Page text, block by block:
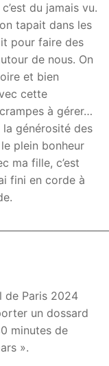
du jamais vu.
tapait dans les
pour faire des
de nous. On
et bien
cette
à gérer…
générosité des
plein bonheur
ma fille, c’est
fini en corde à
de Paris 2024
un dossard
minutes de
».